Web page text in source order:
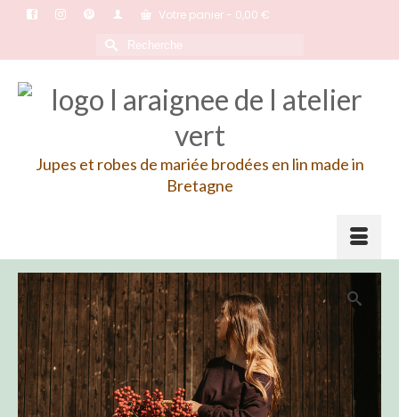
Votre panier - 0,00 €
Rechercher :
Jupes et robes de mariée brodées en lin made in
Bretagne